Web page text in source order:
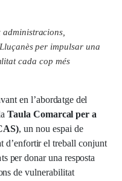
administracions
Lluçanèsper impulsar una
litat cada cop més
nt en l’abordatge del
aTaulaComarcal per a
AS),unnouespai de
td’enfortirel treballconjunt
ts perdonaruna resposta
s devulnerabilitat